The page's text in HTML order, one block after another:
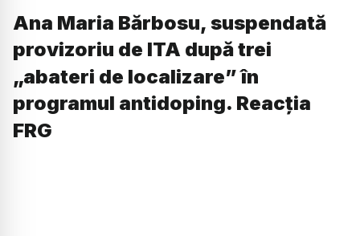
Ana Maria Bărbosu, suspendată
provizoriu de ITA după trei
„abateri de localizare” în
programul antidoping. Reacția
FRG